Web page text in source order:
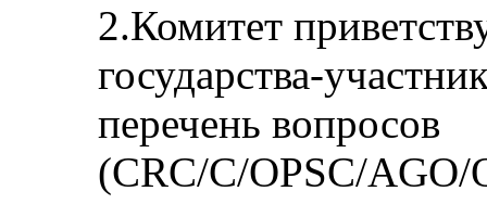
2.Комитет
государства-
перечень вопросов
(CRC/C/OPSC/